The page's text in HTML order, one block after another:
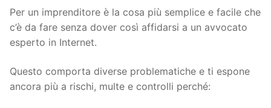
Per un imprenditore è la cosa più semplice e facile che
c’è da fare senza dover così affidarsi a un avvocato
esperto in Internet.
Questo comporta diverse problematiche e ti espone
ancora più a rischi, multe e controlli perché: